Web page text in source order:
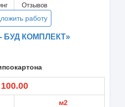
Отзывов
работу
БУД КОМПЛЕКТ»
100.00
м2